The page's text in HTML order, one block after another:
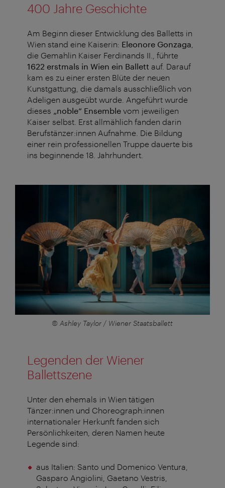
400 Jahre Geschichte
Am Beginn dieser Entwicklung des Balletts in
Wien stand eine Kaiserin: Eleonore Gonzaga
die Gemahlin Kaiser Ferdinands II., führte
1622 erstmals in Wien ein Ballett auf. Darauf
kam es zu einer ersten Blüte der neuen
Kunstgattung, die damals ausschließlich von
Adeligen ausgeübt wurde. Angeführt wurde
dieses
„noble“ Ensemble vom jeweiligen
Kaiser selbst. Erst allmählich fanden darin
Berufstänzer:innen Aufnahme. Die Bildung
einer rein professionellen Truppe dauerte bis
ins beginnende 18. Jahrhundert.
© Ashley Taylor / Wiener Staatsballett
Legenden der Wiener
Ballettszene
Unter den ehemals in Wien tätigen
Tänzer:innen und Choreograph:innen
internationaler Herkunft fanden sich
Persönlichkeiten, deren Namen heute
Legende sind:
aus Italien: Santo und Domenico Ventura,
Gasparo Angiolini, Gaetano Vestris,